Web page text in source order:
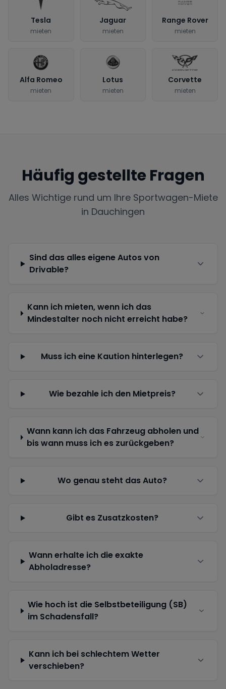
Tesla
mieten
Jaguar
mieten
Range Rover
mieten
Alfa Romeo
mieten
Lotus
mieten
Corvette
mieten
Häufig gestellte Fragen
Alles Wichtige rund um Ihre Sportwagen-Miete
in Dauchingen
Sind das alles eigene Autos von
Drivable?
Kann ich mieten, wenn ich das
Mindestalter noch nicht erreicht habe?
Muss ich eine Kaution hinterlegen?
Wie bezahle ich den Mietpreis?
Wann kann ich das Fahrzeug abholen und
bis wann muss ich es zurückgeben?
Wo genau steht das Auto?
Gibt es Zusatzkosten?
Wann erhalte ich die exakte
Abholadresse?
Wie hoch ist die Selbstbeteiligung (SB)
im Schadensfall?
Kann ich bei schlechtem Wetter
verschieben?